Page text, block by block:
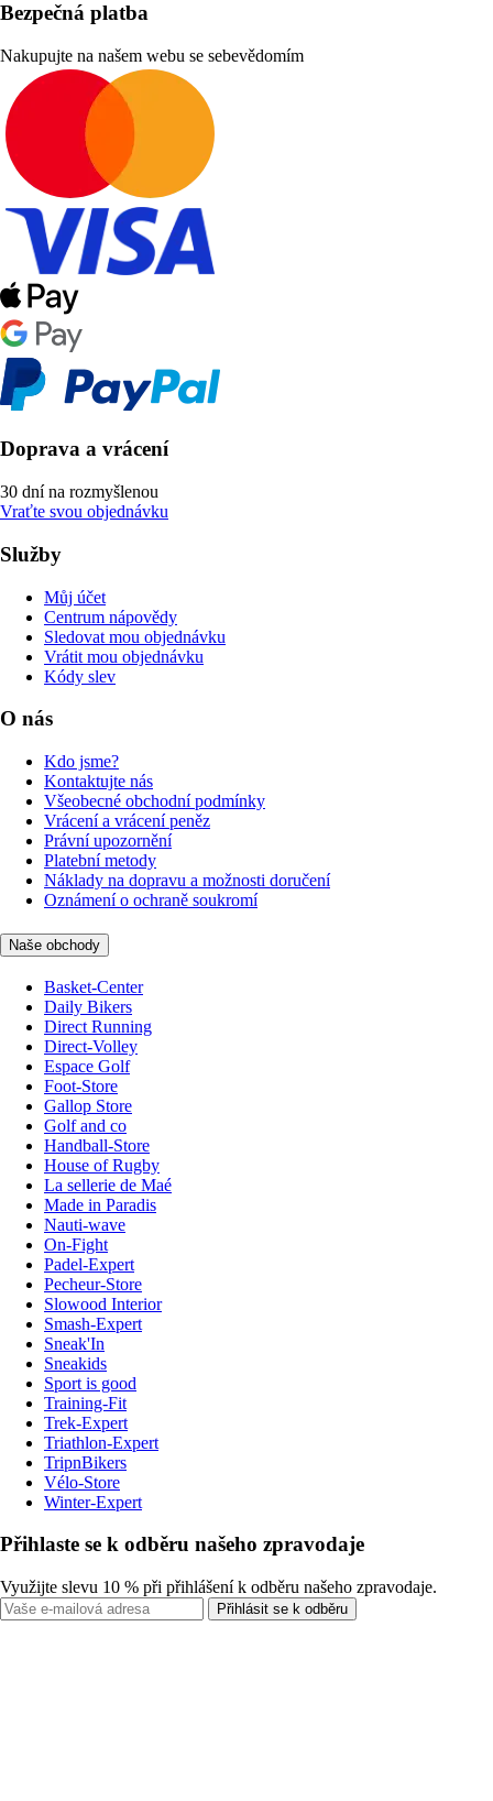
Bezpečná platba
Nakupujte na našem webu se sebevědomím
Doprava a vrácení
30 dní na rozmyšlenou
Vraťte svou objednávku
Služby
Můj účet
Centrum nápovědy
Sledovat mou objednávku
Vrátit mou objednávku
Kódy slev
O nás
Kdo jsme?
Kontaktujte nás
Všeobecné obchodní podmínky
Vrácení a vrácení peněz
Právní upozornění
Platební metody
Náklady na dopravu a možnosti doručení
Oznámení o ochraně soukromí
Naše obchody
Basket-Center
Daily Bikers
Direct Running
Direct-Volley
Espace Golf
Foot-Store
Gallop Store
Golf and co
Handball-Store
House of Rugby
La sellerie de Maé
Made in Paradis
Nauti-wave
On-Fight
Padel-Expert
Pecheur-Store
Slowood Interior
Smash-Expert
Sneak'In
Sneakids
Sport is good
Training-Fit
Trek-Expert
Triathlon-Expert
TripnBikers
Vélo-Store
Winter-Expert
Přihlaste se k odběru našeho zpravodaje
Využijte slevu 10 % při přihlášení k odběru našeho zpravodaje.
Přihlásit se k odběru